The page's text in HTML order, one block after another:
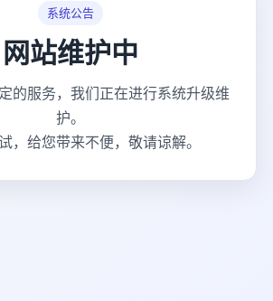
系统公告
网站维护中
的服务，我们正在进行系统升级维
护。
，给您带来不便，敬请谅解。